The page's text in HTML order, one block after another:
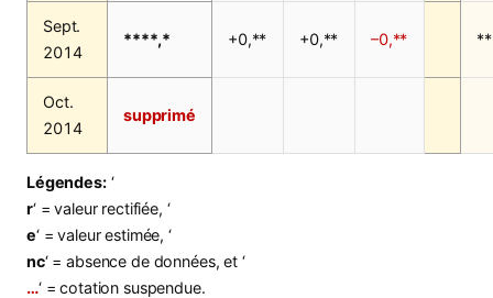
Sept.
2014
****,* +0,** +0,** –0,**
Oct.
2014
supprimé
Légendes:‘
r‘ = valeur rectifiée, ‘
e‘ = valeur estimée, ‘
nc‘ = absence de données, et ‘
…‘ = cotation suspendue.